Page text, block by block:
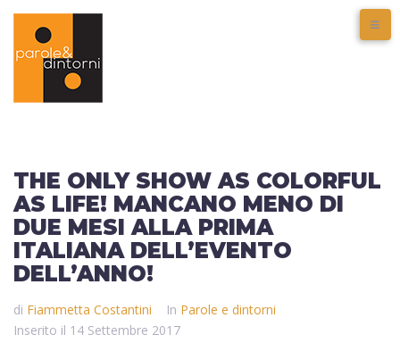
THE ONLY SHOW AS COLORFUL
AS LIFE! MANCANO MENO DI
DUE MESI ALLA PRIMA
ITALIANA DELL’EVENTO
DELL’ANNO!
di Fiammetta Costantini In Parole e dintorni
Inserito il 14 Settembre 2017